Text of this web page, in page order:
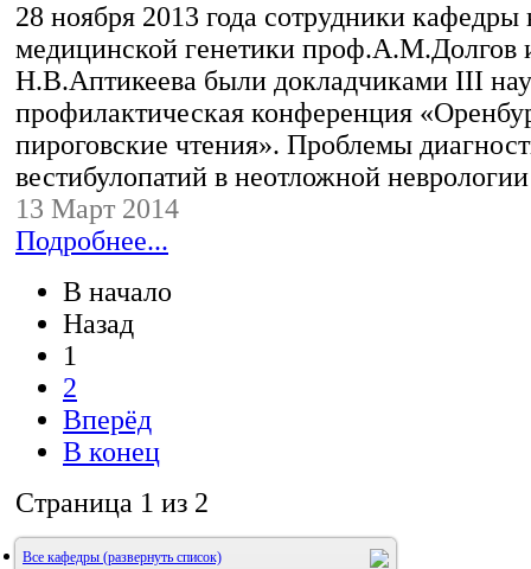
28 ноября 2013 года сотрудники кафедры
медицинской генетики проф.А.М.Долгов
Н.В.Аптикеева были докладчиками III
профилактическая конференция
пироговские чтения». Проблемы
вестибулопатий в неотложной неврологии
13 Март 2014
Подробнее...
В начало
Назад
1
2
Вперёд
В конец
Страница 1 из 2
Все кафедры